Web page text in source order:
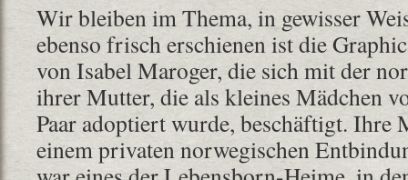
Wir bleiben im Thema, in gewisser
ebenso frisch erschienen ist die
von Isabel Maroger, die sich mit der
ihrer Mutter, die als kleines Mädchen
Paar adoptiert wurde, beschäftigt. Ihre
einem privaten norwegischen